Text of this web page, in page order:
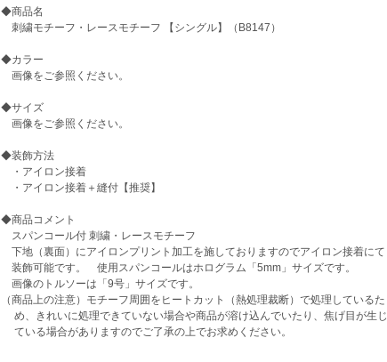
◆商品名
刺繍モチーフ・レースモチーフ 【シングル】（B8147）
◆カラー
画像をご参照ください。
◆サイズ
画像をご参照ください。
◆装飾方法
・アイロン接着
・アイロン接着＋縫付【推奨】
◆商品コメント
スパンコール付 刺繍・レースモチーフ
下地（裏面）にアイロンプリント加工を施しておりますのでアイロン接着にて
装飾可能です。 使用スパンコールはホログラム「5mm」サイズです。
画像のトルソーは「9号」サイズです。
（商品上の注意）モチーフ周囲をヒートカット（熱処理裁断）で処理しているた
め、きれいに処理できていない場合や商品が溶け込んでいたり、焦げ目が生じ
ている場合がありますのでご了承の上でお求めください。